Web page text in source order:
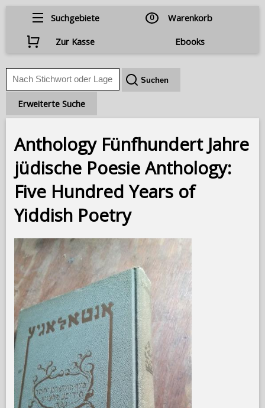
Suchgebiete 0
Warenkorb
Zur Kasse
Ebooks
Erweiterte Suche
Anthology Fünfhundert Jahre
jüdische Poesie Anthology:
Five Hundred Years of
Yiddish Poetry